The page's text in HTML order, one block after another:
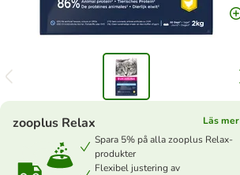
zooplus Relax
Läs mer
Spara 5% på alla zooplus Relax-
produkter
Flexibel justering av